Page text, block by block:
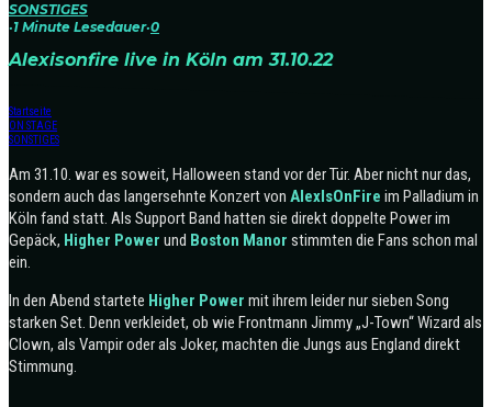
SONSTIGES
·1 Minute Lesedauer·0
Alexisonfire live in Köln am 31.10.22
Startseite
ON STAGE
SONSTIGES
Am 31.10. war es soweit, Halloween stand vor der Tür. Aber nicht nur das,
sondern auch das langersehnte Konzert von AlexIsOnFire im Palladium in
Köln fand statt. Als Support Band hatten sie direkt doppelte Power im
Gepäck, Higher Power und Boston Manor stimmten die Fans schon mal
ein.
In den Abend startete Higher Power mit ihrem leider nur sieben Song
starken Set. Denn verkleidet, ob wie Frontmann Jimmy „J-Town“ Wizard als
Clown, als Vampir oder als Joker, machten die Jungs aus England direkt
Stimmung.